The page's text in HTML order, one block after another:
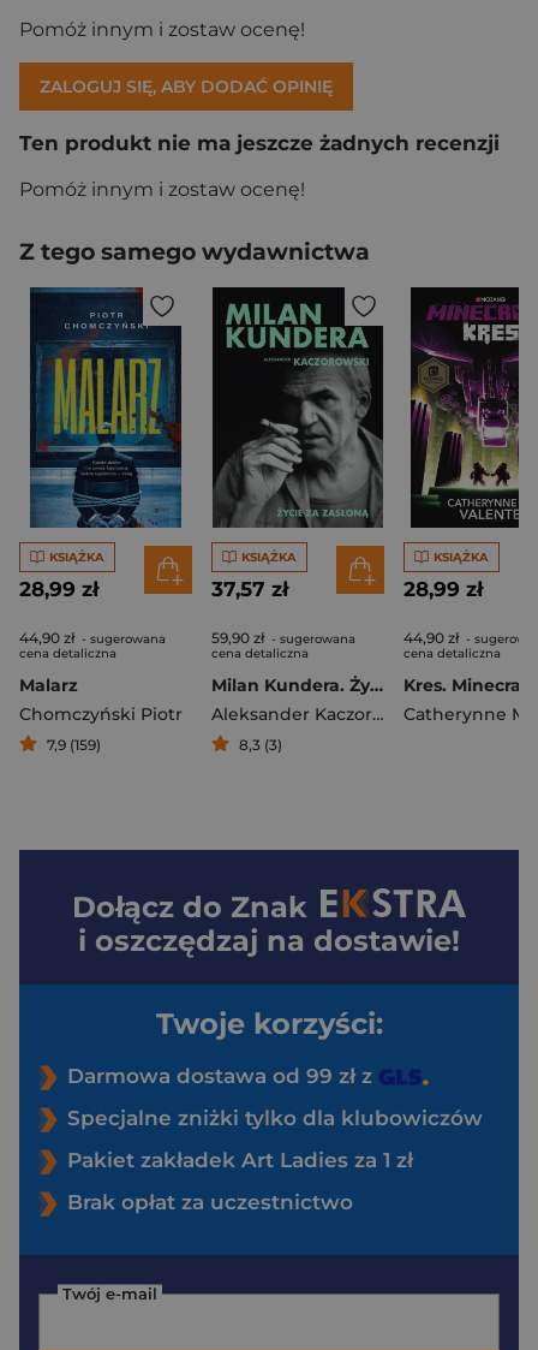
Pomóż innym i zostaw ocenę!
ZALOGUJ SIĘ, ABY DODAĆ OPINIĘ
Ten produkt nie ma jeszcze żadnych recenzji
Pomóż innym i zostaw ocenę!
Z tego samego wydawnictwa
KSIĄŻKA
28,99 zł
44,90 zł - sugerowana
cena detaliczna
Malarz
Chomczyński Piotr
7,9 (159)
KSIĄŻKA
37,57 zł
59,90 zł - sugerowana
cena detaliczna
Milan Kundera. Życie za zasłoną
Aleksander Kaczorowski
8,3 (3)
KSIĄŻKA
28,99 zł
44,90 zł -
cena detaliczna
Kres. Minecraft
Dołącz do Znak
i oszczędzaj na dostawie!
Twoje korzyści:
Darmowa dostawa od 99 zł z
Specjalne zniżki tylko dla klubowiczów
Pakiet zakładek Art Ladies za 1 zł
Brak opłat za uczestnictwo
Twój e-mail